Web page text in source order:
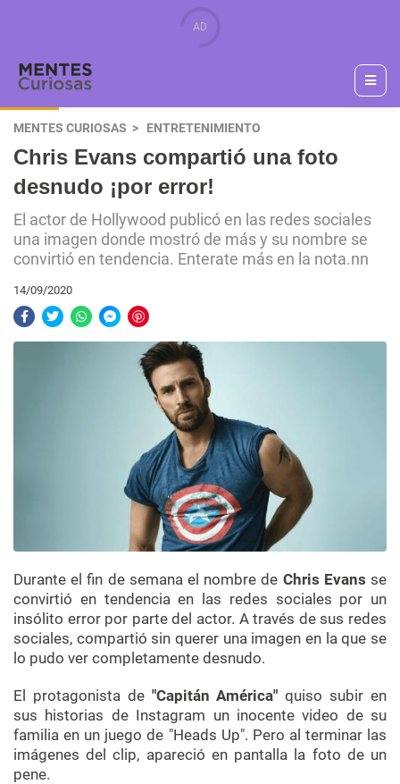
MENTES CURIOSAS ENTRETENIMIENTO
Chris Evans compartió una foto
desnudo ¡por error!
El actor de Hollywood publicó en las redes sociales
una imagen donde mostró de más y su nombre se
convirtió en tendencia. Enterate más en la nota.nn
14/09/2020
Durante el fin de semana el nombre de Chris Evans se
convirtió en tendencia en las redes sociales por un
insólito error por parte del actor. A través de sus redes
sociales, compartió sin querer una imagen en la que se
lo pudo ver completamente desnudo.
El protagonista de "Capitán América" quiso subir en
sus historias de Instagram un inocente video de su
familia en un juego de "Heads Up". Pero al terminar las
imágenes del clip, apareció en pantalla la foto de un
pene.